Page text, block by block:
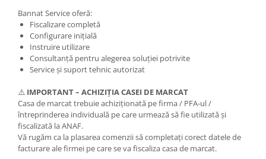
Bannat Service oferă:
Fiscalizare completă
Configurare inițială
Instruire utilizare
Consultanță pentru alegerea soluției potrivite
Service și suport tehnic autorizat
⚠️ IMPORTANT – ACHIZIȚIA CASEI DE MARCAT
Casa de marcat trebuie achiziționată pe firma / PFA-ul /
întreprinderea individuală pe care urmează să fie utilizată și
fiscalizată la ANAF.
Vă rugăm ca la plasarea comenzii să completați corect datele de
facturare ale firmei pe care se va fiscaliza casa de marcat.